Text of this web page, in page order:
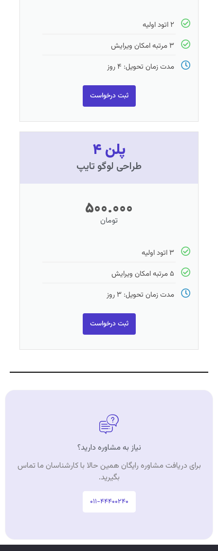
۲ اتود اولیه
۳ مرتبه امکان ویرایش
مدت زمان تحویل: ۴ روز
ثبت درخواست
پلن ۴
طراحی لوگو تایپ
۵۰۰.۰۰۰
تومان
۳ اتود اولیه
۵ مرتبه امکان ویرایش
مدت زمان تحویل: ۳ روز
ثبت درخواست
نیاز به مشاوره دارید؟
برای دریافت مشاوره رایگان همین حالا با کارشناسان ما تماس
بگیرید.
۰۱۱-۴۴۴۰۰۲۴۰